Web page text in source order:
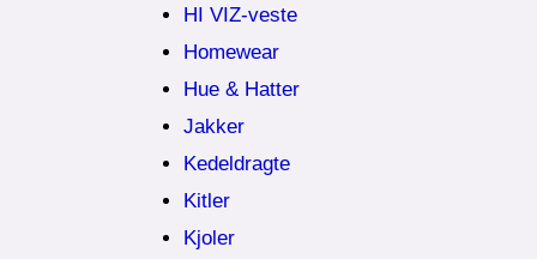
HI VIZ-veste
Homewear
Hue & Hatter
Jakker
Kedeldragte
Kitler
Kjoler